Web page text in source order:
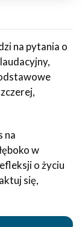
na pytania o
na
w
o życiu
się,